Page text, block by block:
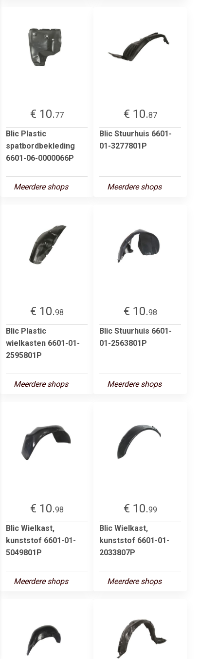
€ 10.77
Blic Plastic
spatbordbekleding
6601-06-0000066P
Meerdere shops
€ 10.87
Blic Stuurhuis 6601-
01-3277801P
Meerdere shops
€ 10.98
Blic Plastic
wielkasten 6601-01-
2595801P
Meerdere shops
€ 10.98
Blic Stuurhuis 6601-
01-2563801P
Meerdere shops
€ 10.98
Blic Wielkast,
kunststof 6601-01-
5049801P
Meerdere shops
€ 10.99
Blic Wielkast,
kunststof 6601-01-
2033807P
Meerdere shops